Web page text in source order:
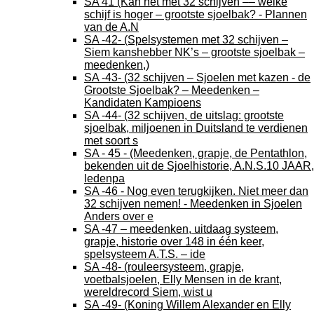
schijf is hoger – grootste sjoelbak? - Plannen
van de A.N
SA -42- (Spelsystemen met 32 schijven –
Siem kanshebber NK’s – grootste sjoelbak –
meedenken,)
SA -43- (32 schijven – Sjoelen met kazen - de
Grootste Sjoelbak? – Meedenken –
Kandidaten Kampioens
SA -44- (32 schijven, de uitslag: grootste
sjoelbak, miljoenen in Duitsland te verdienen
met soort s
SA - 45 - (Meedenken, grapje, de Pentathlon,
bekenden uit de Sjoelhistorie, A.N.S.10 JAAR,
ledenpa
SA -46 - Nog even terugkijken. Niet meer dan
32 schijven nemen! - Meedenken in Sjoelen
Anders over e
SA -47 – meedenken, uitdaag systeem,
grapje, historie over 148 in één keer,
spelsysteem A.T.S. – ide
SA -48- (rouleersysteem, grapje,
voetbalsjoelen, Elly Mensen in de krant,
wereldrecord Siem, wist u
SA -49- (Koning Willem Alexander en Elly